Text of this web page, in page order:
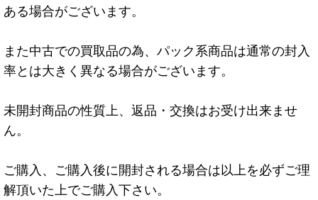
ある場合がございます。
また中古での買取品の為、パック系商品は通常の封入
率とは大きく異なる場合がございます。
未開封商品の性質上、返品・交換はお受け出来ませ
ん。
ご購入、ご購入後に開封される場合は以上を必ずご理
解頂いた上でご購入下さい。